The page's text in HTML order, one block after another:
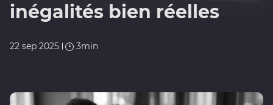
inégalités bien réelles
22 sep 2025 3min